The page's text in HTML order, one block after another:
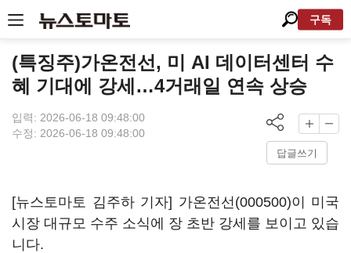
구독
(특징주)가온전선, 미 AI 데이터센터 수
혜 기대에 강세…4거래일 연속 상승
입력: 2026-06-18 09:48:00
수정: 2026-06-18 09:48:00
답글쓰기
[뉴스토마토 김주하 기자] 가온전선(000500)이 미국
시장 대규모 수주 소식에 장 초반 강세를 보이고 있습
니다.